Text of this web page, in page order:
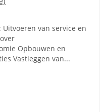
van service en
Opbouwen en
Vastleggen van...